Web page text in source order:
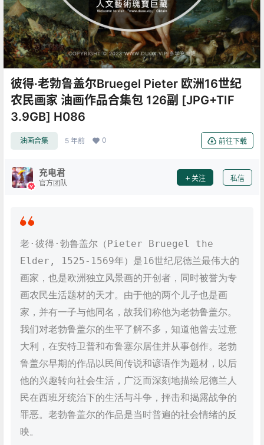
彼得·老勃鲁盖尔Bruegel Pieter 欧洲16世纪
农民画家 油画作品合集包 126副 [JPG+TIF
3.9GB] H086
油画合集 5 年前 0 前往下载
充电君
官方团队
关注 私信
老·彼得·勃鲁盖尔（Pieter Bruegel the
Elder, 1525-1569年）是16世纪尼德兰最伟大的
画家，也是欧洲独立风景画的开创者，同时被誉为专
画农民生活题材的天才。由于他的两个儿子也是画
家，并有一子与他同名，故我们称他为老勃鲁盖尔。
我们对老勃鲁盖尔的生平了解不多，知道他曾去过意
大利，在安特卫普和布鲁塞尔居住并从事创作。老勃
鲁盖尔早期的作品以民间传说和谚语作为题材，以后
他的兴趣转向社会生活，广泛而深刻地描绘尼德兰人
民在西班牙统治下的生活与斗争，抨击和揭露战争的
罪恶。老勃鲁盖尔的作品是当时普遍的社会情绪的反
映。